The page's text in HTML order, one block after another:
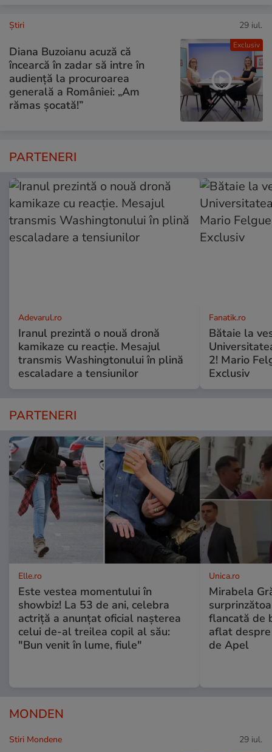
Exclusiv
Ştiri 29 iul.
Diana Buzoianu acuză că
încearcă în zadar să intre în
audiență la procuroarea
generală a României: „Am
rămas șocată!”
PARTENERI
Adevarul.ro
Iranul prezintă o nouă dronă
kamikaze cu reacție. Mesajul
transmis Washingtonului în plină
escaladare a tensiunilor
Fanatik.ro
Bătaie la
2! Mario
Exclusiv
PARTENERI
Elle.ro
Este vestea momentului în
showbiz! La 53 de ani, celebra
actriță a anunțat oficial nașterea
celui de-al treilea copil al său:
"Bun venit în lume, fiule"
Unica.ro
Mirabela
flancată de
aflat
de Apel
MONDEN
Stiri Mondene 29 iul.